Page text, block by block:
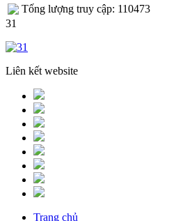
Tống lượng truy cập: 110473
31
Liên kết website
Trang chủ